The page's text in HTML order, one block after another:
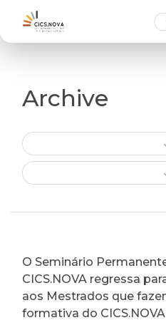
Archive
O Seminário
CICS.NOVA regressa
aos Mestrados que
formativa do CICS.NOVA